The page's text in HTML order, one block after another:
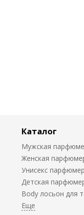
Каталог
Мужская
Женская
Унисекс
Детская
Body лосьон для